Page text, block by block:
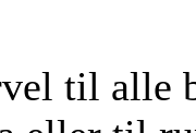
til alle